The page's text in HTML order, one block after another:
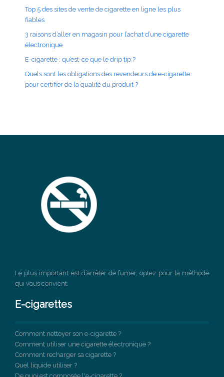
Top 5 des sites de vente de cigarette en ligne les plus
fiables
3 raisons d’aller en magasin pour l’achat d’une cigarette
électronique
E-cigarette : qu’est-ce que le drip tip ?
Quels sont les obligations des revendeurs de e-cigarette
pour certifier de la qualité du produit ?
Le plus important est d’arrêter de fumer, optez pour la méthode
qui vous convient.
E-cigarettes
Comment nettoyer son e-cigarette ?
Comment utiliser une cigarette électronique ?
Comment recharger sa cigarette ?
Quel liquide utiliser ?